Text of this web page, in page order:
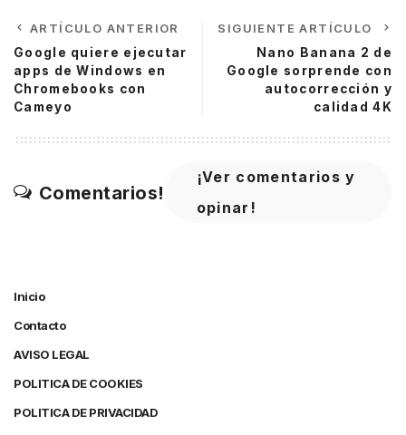
ARTÍCULO ANTERIOR
Google quiere ejecutar
apps de Windows en
Chromebooks con
Cameyo
SIGUIENTE ARTÍCULO
Nano Banana 2 de
Google sorprende con
autocorrección y
calidad 4K
Comentarios!
¡Ver comentarios y
opinar!
Inicio
Contacto
AVISO LEGAL
POLITICA DE COOKIES
POLITICA DE PRIVACIDAD